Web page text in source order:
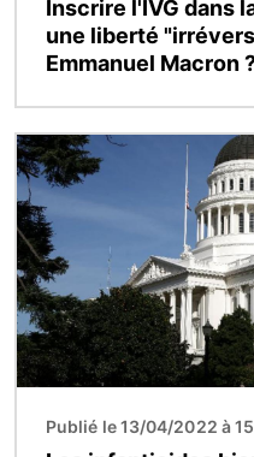
Inscrire l'IVG dans
une liberté
Emmanuel Macron
Image
Publié le 13/04/2022 à